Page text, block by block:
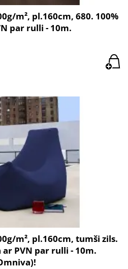
m², pl.160cm, 680. 100%
par rulli - 10m.
m², pl.160cm, tumši zils.
ar PVN par rulli - 10m.